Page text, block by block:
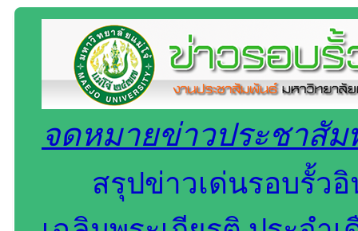
จดหมายข่าวประชาสั
สรุปข่าวเด่นรอบรั้ว